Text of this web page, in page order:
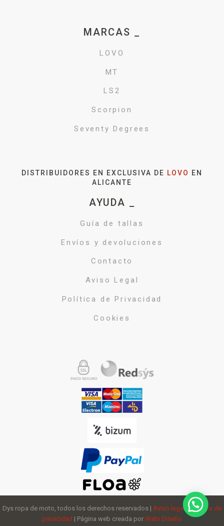
MARCAS _
LOVO
MT
LS2
Scorpion
Seventy Degrees
DISTRIBUIDORES EN EXCLUSIVA DE LOVO
EN
ALICANTE
AYUDA _
Guía de tallas
Envíos y devoluciones
Contacto
Aviso Legal
Política de Privacidad
Cookies
Dys ropa de moto, todos los derechos reservados | Aviso legal y política de
privacidad | Página web creada por Wabi Diseño